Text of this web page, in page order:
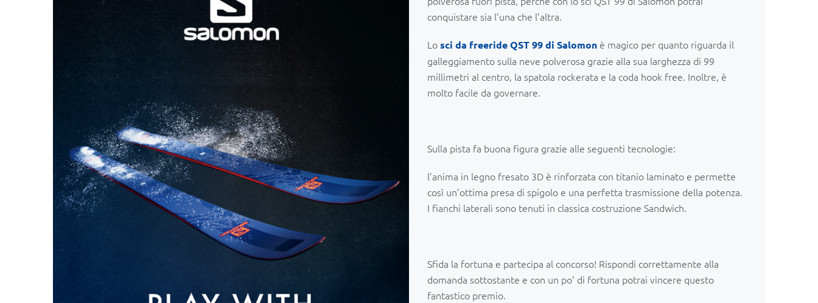
conquistare sia l’una che l’altra.
Losci da freeride QST 99 di Salomon è magico per quanto riguarda il
galleggiamento sulla neve polverosa grazie alla sua larghezza di 99
millimetri al centro, la spatola rockerata e la coda hook free. Inoltre, è
molto facile da governare.
Sulla pista fa buona figura grazie alle seguenti tecnologie:
l’anima in legno fresato 3D è rinforzata con titanio laminato e permette
così un’ottima presa di spigolo e una perfetta trasmissione della potenza.
I fianchi laterali sono tenuti in classica costruzione Sandwich.
Sfida la fortuna e partecipa al concorso! Rispondi correttamente alla
domanda sottostante e con un po’ di fortuna potrai vincere questo
fantastico premio.